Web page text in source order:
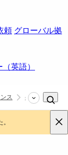
頼 グローバル拠
英語）
ス